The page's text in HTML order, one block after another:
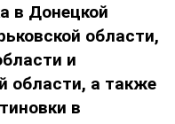
в Донецкой
области,
и
области, а также
в